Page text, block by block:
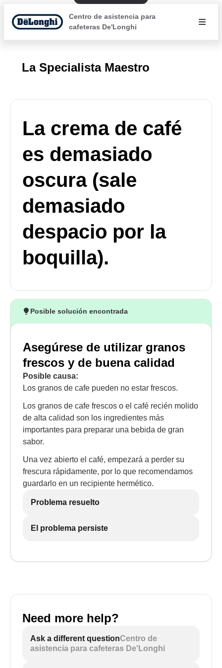
Centro de asistencia para
cafeteras De'Longhi
La Specialista Maestro
La crema de café
es demasiado
oscura (sale
demasiado
despacio por la
boquilla).
Posible solución encontrada
Asegúrese de utilizar granos
frescos y de buena calidad
Posible causa:
Los granos de cafe pueden no estar frescos.
Los granos de cafe frescos o el café recién molido
de alta calidad son los ingredientes más
importantes para preparar una bebida de gran
sabor.
Una vez abierto el café, empezará a perder su
frescura rápidamente, por lo que recomendamos
guardarlo en un recipiente hermético.
Problema resuelto
El problema persiste
Need more help?
Ask a different questionCentro de
asistencia para cafeteras De'Longhi